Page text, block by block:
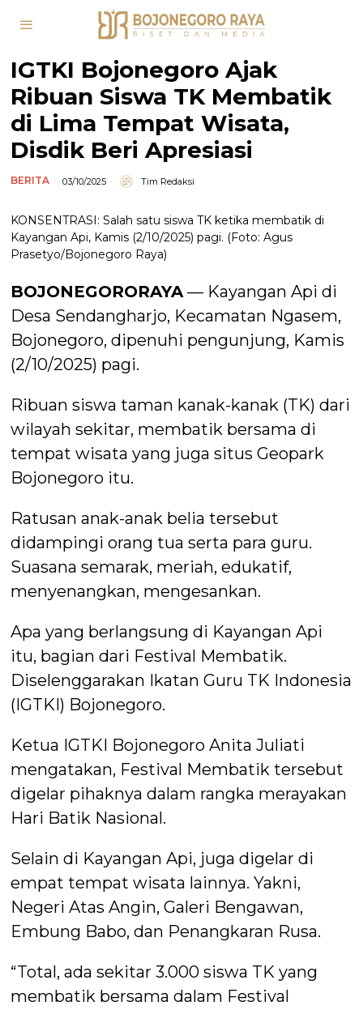
IGTKI Bojonegoro Ajak
Ribuan Siswa TK Membatik
di Lima Tempat Wisata,
Disdik Beri Apresiasi
BERITA 03/10/2025 Tim Redaksi
KONSENTRASI: Salah satu siswa TK ketika membatik di
Kayangan Api, Kamis (2/10/2025) pagi. (Foto: Agus
Prasetyo/Bojonegoro Raya)
BOJONEGORORAYA— Kayangan Api di
Desa Sendangharjo, Kecamatan Ngasem,
Bojonegoro, dipenuhi pengunjung, Kamis
(2/10/2025) pagi.
Ribuan siswa taman kanak-kanak (TK) dari
wilayah sekitar, membatik bersama di
tempat wisata yang juga situs Geopark
Bojonegoro itu.
Ratusan anak-anak belia tersebut
didampingi orang tua serta para guru.
Suasana semarak, meriah, edukatif,
menyenangkan, mengesankan.
Apa yang berlangsung di Kayangan Api
itu, bagian dari Festival Membatik.
Diselenggarakan Ikatan Guru TK Indonesia
(IGTKI) Bojonegoro.
Ketua IGTKI Bojonegoro Anita Juliati
mengatakan, Festival Membatik tersebut
digelar pihaknya dalam rangka merayakan
Hari Batik Nasional.
Selain di Kayangan Api, juga digelar di
empat tempat wisata lainnya. Yakni,
Negeri Atas Angin, Galeri Bengawan,
Embung Babo, dan Penangkaran Rusa.
“Total, ada sekitar 3.000 siswa TK yang
membatik bersama dalam Festival